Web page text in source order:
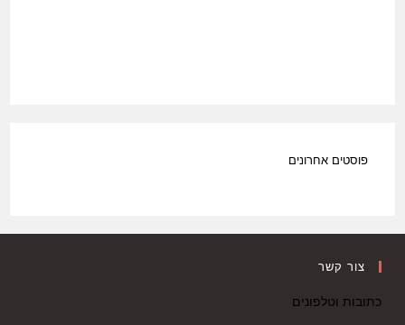
פוסטים אחרונים
צור קשר
כתובות וטלפונים